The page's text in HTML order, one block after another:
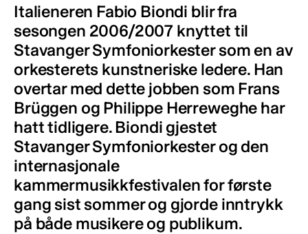
Italieneren Fabio Biondi blir fra
sesongen 2006/2007 knyttet til
Stavanger Symfoniorkester som en av
orkesterets kunstneriske ledere. Han
overtar med dette jobben som Frans
Brüggen og Philippe Herreweghe har
hatt tidligere. Biondi gjestet
Stavanger Symfoniorkester og den
internasjonale
kammermusikkfestivalen for første
gang sist sommer og gjorde inntrykk
på både musikere og publikum.